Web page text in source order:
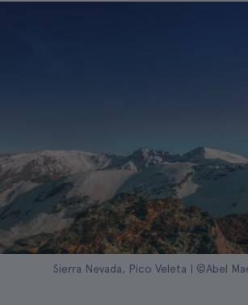
Sierra Nevada, Pico Veleta | ©Abel